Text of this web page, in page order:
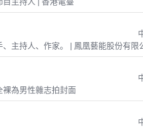
主持人、作家。 | 鳳凰藝能股份有限
為男性雜志拍封面